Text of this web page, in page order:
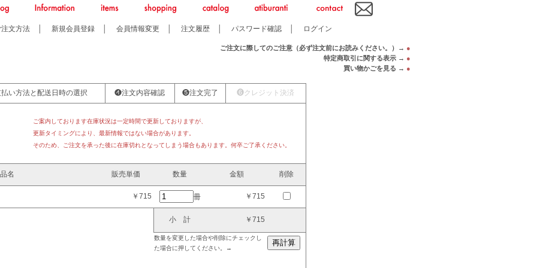
文方法 新規会員登録 会員情報変更 注文履歴 パスワード確認 ログイン
ご注文に際してのご注意（必ず注文前にお読みください。）→ ●
特定商取引に関する表示 → ●
買い物かごを見る → ●
い方法と配送日時の選択 ❹注文内容確認 ❺注文完了 ❻クレジット決済
ご案内しております在庫状況は一定時間で更新しておりますが、
更新タイミングにより、最新情報ではない場合があります。
そのため、ご注文を承った後に在庫切れとなってしまう場合もあります。何卒ご了承ください。
名 販売単価 数量 金額 削除
￥715 冊 ￥715
小 計 ￥715
数量を変更した場合や削除にチェックし
た場合に押してください。→